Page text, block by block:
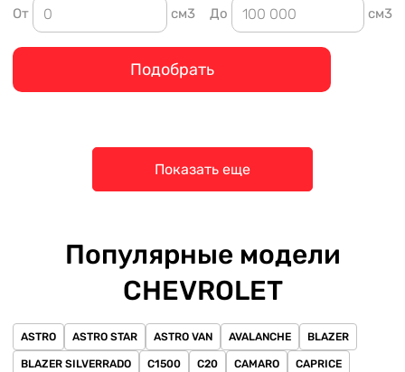
От см3 До см3
Подобрать
Показать еще
Популярные модели
CHEVROLET
ASTRO ASTRO STAR ASTRO VAN AVALANCHE BLAZER
BLAZER SILVERRADO C1500 C20 CAMARO CAPRICE